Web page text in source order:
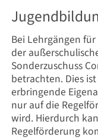
Bei Lehrgängen
der
Sonderzuschuss
betrachten. Dies
erbringende
nur auf die
wird. Hierdurch
Regelförderung